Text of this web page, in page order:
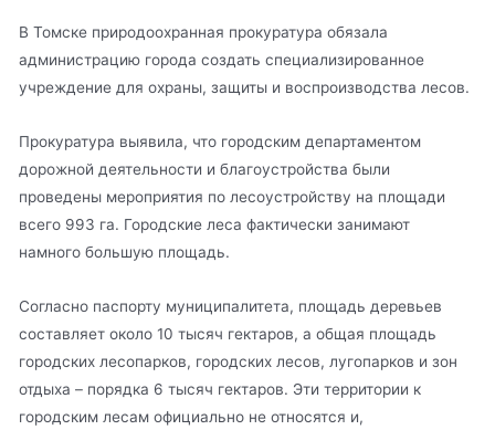
В Томске природоохранная прокуратура обязала
администрацию города создать специализированное
учреждение для охраны, защиты и воспроизводства лесов.
Прокуратура выявила, что городским департаментом
дорожной деятельности и благоустройства были
проведены мероприятия по лесоустройству на площади
всего 993 га. Городские леса фактически занимают
намного большую площадь.
Согласно паспорту муниципалитета, площадь деревьев
составляет около 10 тысяч гектаров, а общая площадь
городских лесопарков, городских лесов, лугопарков и зон
отдыха – порядка 6 тысяч гектаров. Эти территории к
городским лесам официально не относятся и,